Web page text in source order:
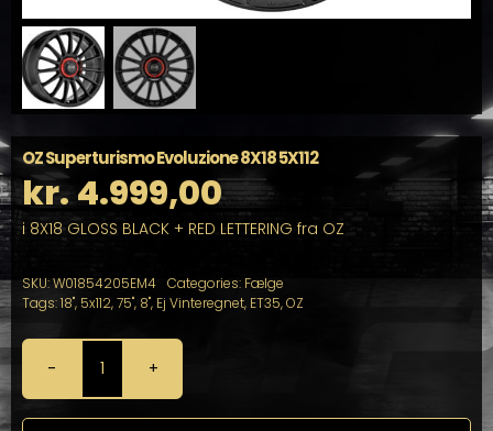
OZ Superturismo Evoluzione 8X18 5X112
kr.4.999,00
i 8X18 GLOSS BLACK + RED LETTERING fra OZ
SKU:W01854205EM4 Categories: Fælge
Tags:18", 5x112,75", 8", Ej Vinteregnet, ET35,OZ
OZ
Superturismo
Evoluzione